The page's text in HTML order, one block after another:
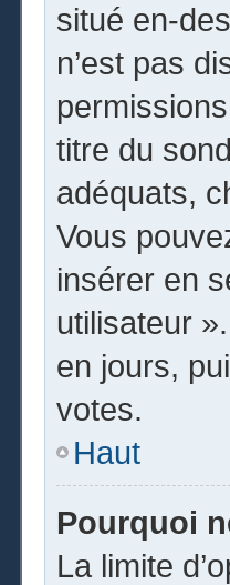
situé en-
n’est pas
titre du
adéquats,
Vous
insérer en
utilisateur
en jours,
votes.
Haut
Pourquoi
La limite